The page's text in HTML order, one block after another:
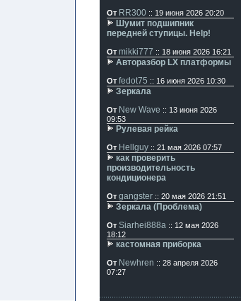
От RR300 :: 19 июня 2026 20:20
Шумит подшипник
передней ступицы. Help!
От mikki777 :: 18 июня 2026 16:21
Авторазбор LX платформы
От fedot75 :: 16 июня 2026 10:30
Зеркала
От New Wave :: 13 июня 2026
09:53
Рулевая рейка
От Hellguy :: 21 мая 2026 07:57
как проверить
производительность
кондиционера
От gangster :: 20 мая 2026 21:51
Зеркала (Проблема)
От Siarhei888a :: 12 мая 2026
18:12
кастомная приборка
От Newhren :: 28 апреля 2026
07:27